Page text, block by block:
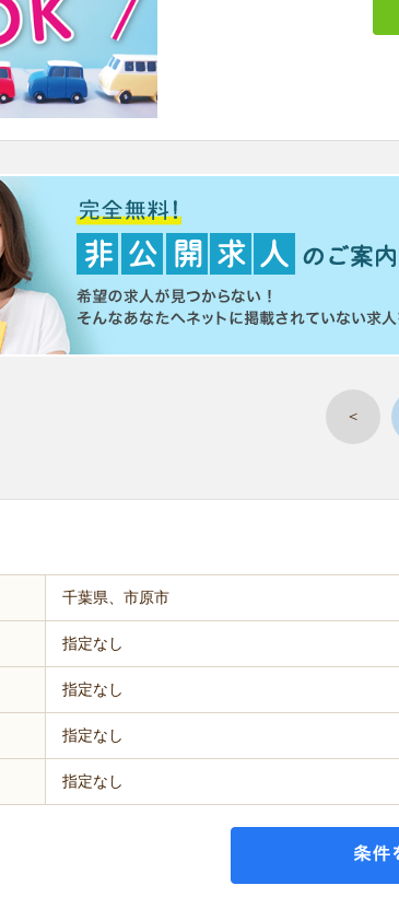
＜
千葉県、市原市
指定なし
指定なし
指定なし
指定なし